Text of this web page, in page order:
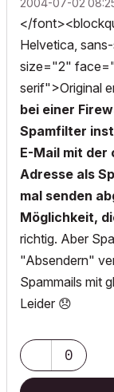
‎2004-07-02
</
Helvetica,
size="2"
serif">Original
bei einer
Spamfilter
E-Mail mit der
Adresse als
mal senden
Möglichkeit,
richtig. Aber
"Absendern"
Spammails mit
Leider 😞
0